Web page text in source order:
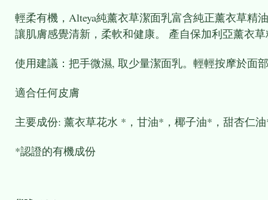
輕柔有機，Alteya純薰衣草潔面乳富含純正薰衣草精
讓肌膚感覺清新，柔軟和健康。 產自保加利亞薰衣
使用建議：把手微濕, 取少量潔面乳。輕輕按摩於面
適合任何皮膚
主要成份: 薰衣草花水 *，甘油*，椰子油*，甜杏仁
*認證的有機成份